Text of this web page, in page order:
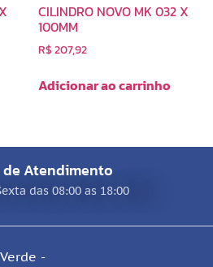
CILINDRO NOVO MK 032 X
100MM
R$207,92
Adicionar ao carrinho
Atendimento
das 08:00 as 18:00
-